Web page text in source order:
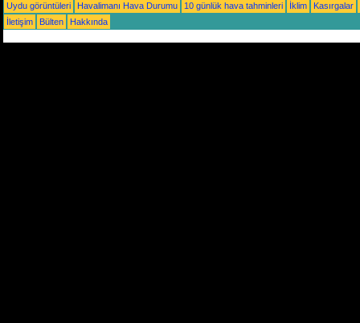
Uydu görüntüleri
Havalimanı Hava Durumu 10 günlük hava tahminleri İklim
Kasırgalar
İletişim
Bülten Hakkında